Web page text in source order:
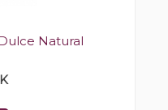
Natural